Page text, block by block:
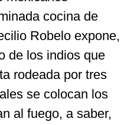
cocina de
Robelo expone,
de los indios que
rodeada por tres
se colocan los
al fuego, a saber,